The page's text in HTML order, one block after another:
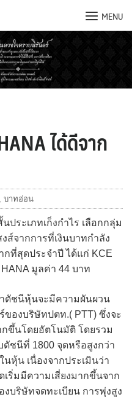
MENU
ได้ดีจาก
บาทอ่อน
ระเภทเก็งกำไร เลือกกลุ่ม
ส์จากการที่เงินบาทกำลัง
กที่สุดประจำปี ได้แก่ KCE
มูลค่า 44 บาท
ดัชนีหุ้นจะมีความผันผวน
องบริษัทปตท.( PTT) ซึ่งจะ
ขึ้นโดยอัตโนมัติ โดยรวม
ชนีที่ 1800 จุดหรือสูงกว่า
หุ้น เนื่องจากประเมินว่า
เริ่มมีความเสี่ยงมากขึ้นจาก
บริษัทจดทะเบียน การพุ่งสูง